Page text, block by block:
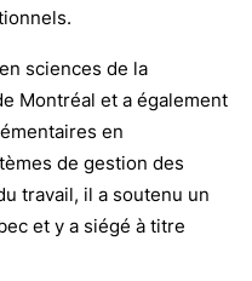
sciences de la
Montréal et a également
en
de gestion des
travail, il a soutenu un
et y a siégé à titre